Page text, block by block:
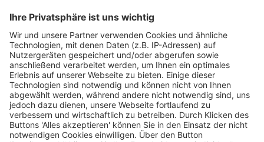
Projektleiter Immobilien
Ein Business-Event von: